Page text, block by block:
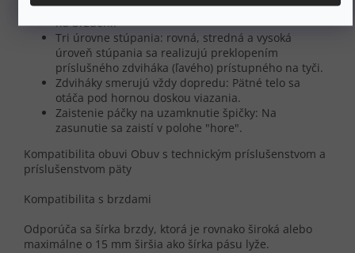
Brzdy nie sú uzamknuté k brzdičke a nie sú závislé
na brzdení.
Tri úrovne stúpania: rovná, stredná a vysoká
úroveň stúpania sa realizujú preklopením
príslušného zdviháka (ľavého) prístupného na tyči.
Zdviháky smerujú vždy dopredu: Pätné telo sa
otáča pod hornou doskou viazania.
Zaistenie páčky na uzamknutie špičky: Na
zasunutie sa zaistí v polohe "hore".
Kompatibilita obuvi Obuv s technickým príslušenstvom a
príslušenstvom päty
Kompatibilita s brzdami
Odporúča sa šírka brzdy, ktorá je rovnako široká alebo
maximálne o 15 mm širšia ako šírka pásu lyže.